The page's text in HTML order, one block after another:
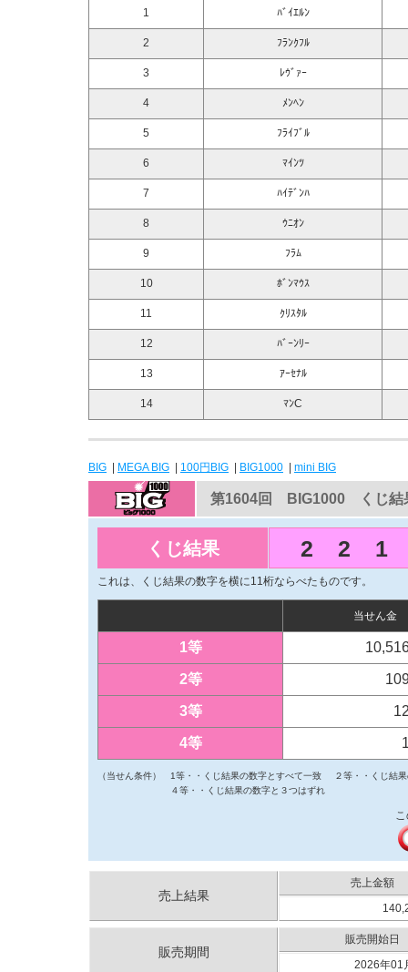
1 ﾊﾞｲｴﾙﾝ
2 ﾌﾗﾝｸﾌﾙ
3 ﾚｳﾞｧｰ
4 ﾒﾝﾍﾝ
5 ﾌﾗｲﾌﾞﾙ
6 ﾏｲﾝﾂ
7 ﾊｲﾃﾞﾝﾊ
8 ｳﾆｵﾝ
9 ﾌﾗﾑ
10 ﾎﾞﾝﾏｳｽ
11 ｸﾘｽﾀﾙ
12 ﾊﾞｰﾝﾘｰ
13 ｱｰｾﾅﾙ
14 ﾏﾝC
BIG MEGA BIG 100円BIG BIG1000 mini BIG
第1604回 BIG1000 くじ結
くじ結果 2 2 1
これは、くじ結果の数字を横に11桁ならべたものです。
当せん金
1等
2等
3等
4等
（当せん条件） 1等・・くじ結果の数字とすべて一致
２等・・くじ結
４等・・くじ結果の数字と３つはずれ
売上結果
売上金額
販売期間
販売開始日
2026年01